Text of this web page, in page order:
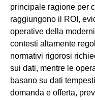
principale ragione per
raggiungono il ROI,
operative della
contesti altamente
normativi rigorosi
sui dati, mentre le
basano su dati
domanda e offerta,